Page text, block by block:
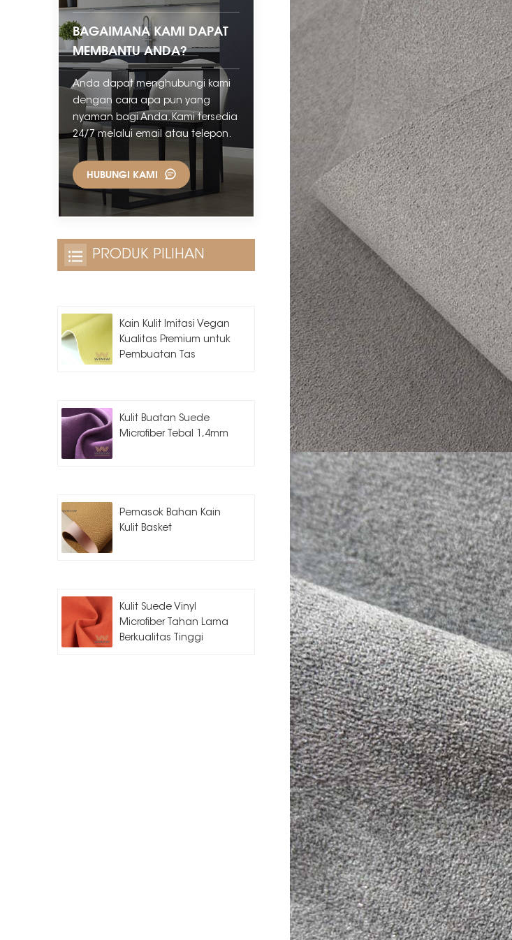
BAGAIMANA KAMI DAPAT
MEMBANTU ANDA?
Anda dapat menghubungi kami
dengan cara apa pun yang
nyaman bagi Anda. Kami tersedia
24/7 melalui email atau telepon.
HUBUNGI KAMI
PRODUK PILIHAN
Kain Kulit Imitasi Vegan
Kualitas Premium untuk
Pembuatan Tas
Kulit Buatan Suede
Microfiber Tebal 1,4mm
Pemasok Bahan Kain
Kulit Basket
Kulit Suede Vinyl
Microfiber Tahan Lama
Berkualitas Tinggi